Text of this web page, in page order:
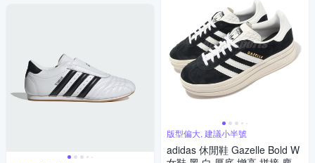
版型偏大, 建議小半號
adidas 休閒鞋 Gazelle Bold W